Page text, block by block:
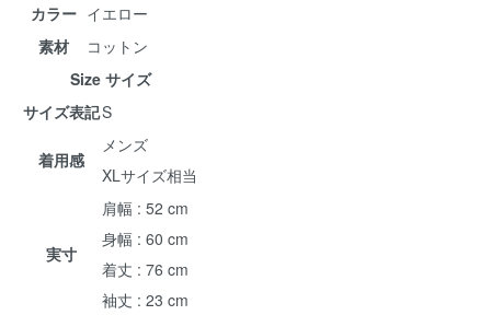
カラー イエロー
素材
コットン
Size サイズ
サイズ表記S
着用感
メンズ
XLサイズ相当
実寸
肩幅 : 52 cm
身幅 : 60 cm
着丈 : 76 cm
袖丈 : 23 cm